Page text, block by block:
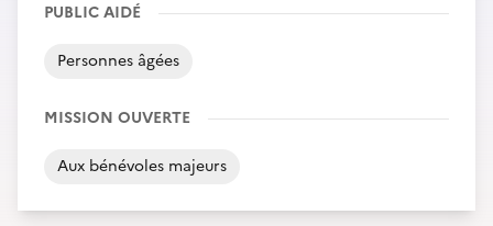
PUBLIC AIDÉ
Personnes âgées
MISSION OUVERTE
Aux bénévoles majeurs